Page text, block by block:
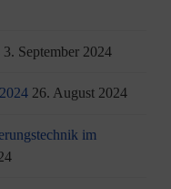
3. September 2024
26. August 2024
im